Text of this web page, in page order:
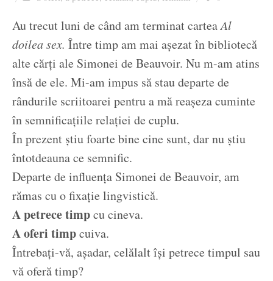
Au trecut luni de când am terminat carteaAl
doilea sex. Între timp am mai așezat în bibliotecă
alte cărți ale Simonei de Beauvoir. Nu m-am atins
însă de ele. Mi-am impus să stau departe de
rândurile scriitoarei pentru a mă reașeza cuminte
în semnificațiile relației de cuplu.
În prezent știu foarte bine cine sunt, dar nu știu
întotdeauna ce semnific.
Departe de influența Simonei de Beauvoir, am
rămas cu o fixație lingvistică.
A petrece timpcu cineva.
A oferi timpcuiva.
Întrebați-vă, așadar, celălalt își petrece timpul sau
vă oferă timp?